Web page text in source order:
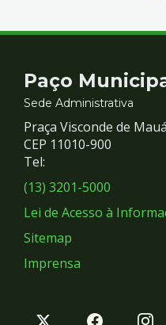
Contato
e
Redes
Sociais
Paço
Sede Administrativa
Praça Visconde de
CEP 11010-900
Tel:
(13) 3201-5000
Lei de Acesso à
Sitemap
Imprensa